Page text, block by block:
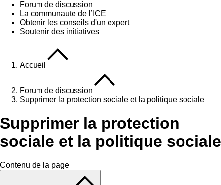
Forum de discussion
La communauté de l’ICE
Obtenir les conseils d'un expert
Soutenir des initiatives
Accueil
Forum de discussion
Supprimer la protection sociale et la politique sociale
Supprimer la protection
sociale et la politique sociale
Contenu de la page